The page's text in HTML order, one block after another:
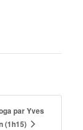
par Yves
(1h15)